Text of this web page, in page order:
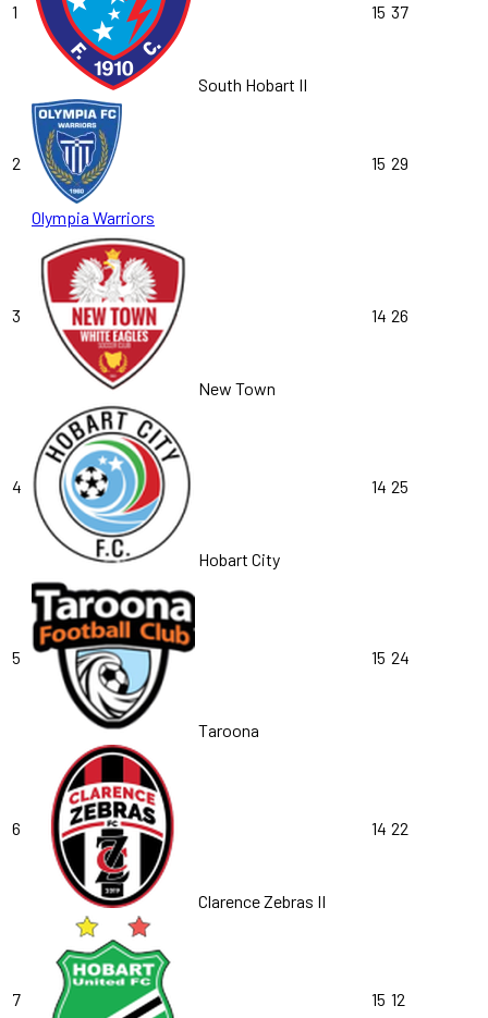
1
South Hobart II
15 37
2
Olympia Warriors
15 29
3
New Town
14 26
4
Hobart City
14 25
5
Taroona
15 24
6
Clarence Zebras II
14 22
7 15 12